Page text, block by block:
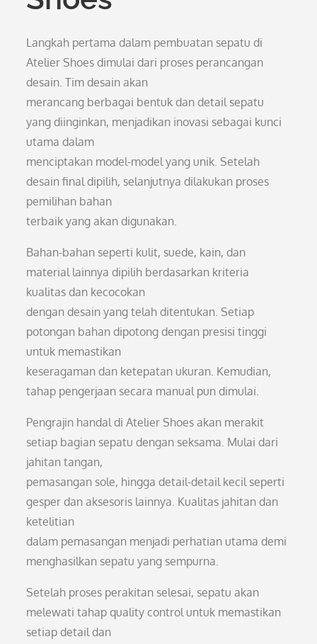
Langkah pertama dalam pembuatan sepatu di
Atelier Shoes dimulai dari proses perancangan
desain. Tim desain akan
merancang berbagai bentuk dan detail sepatu
yang diinginkan, menjadikan inovasi sebagai kunci
utama dalam
menciptakan model-model yang unik. Setelah
desain final dipilih, selanjutnya dilakukan proses
pemilihan bahan
terbaik yang akan digunakan.
Bahan-bahan seperti kulit, suede, kain, dan
material lainnya dipilih berdasarkan kriteria
kualitas dan kecocokan
dengan desain yang telah ditentukan. Setiap
potongan bahan dipotong dengan presisi tinggi
untuk memastikan
keseragaman dan ketepatan ukuran. Kemudian,
tahap pengerjaan secara manual pun dimulai.
Pengrajin handal di Atelier Shoes akan merakit
setiap bagian sepatu dengan seksama. Mulai dari
jahitan tangan,
pemasangan sole, hingga detail-detail kecil seperti
gesper dan aksesoris lainnya. Kualitas jahitan dan
ketelitian
dalam pemasangan menjadi perhatian utama demi
menghasilkan sepatu yang sempurna.
Setelah proses perakitan selesai, sepatu akan
melewati tahap quality control untuk memastikan
setiap detail dan